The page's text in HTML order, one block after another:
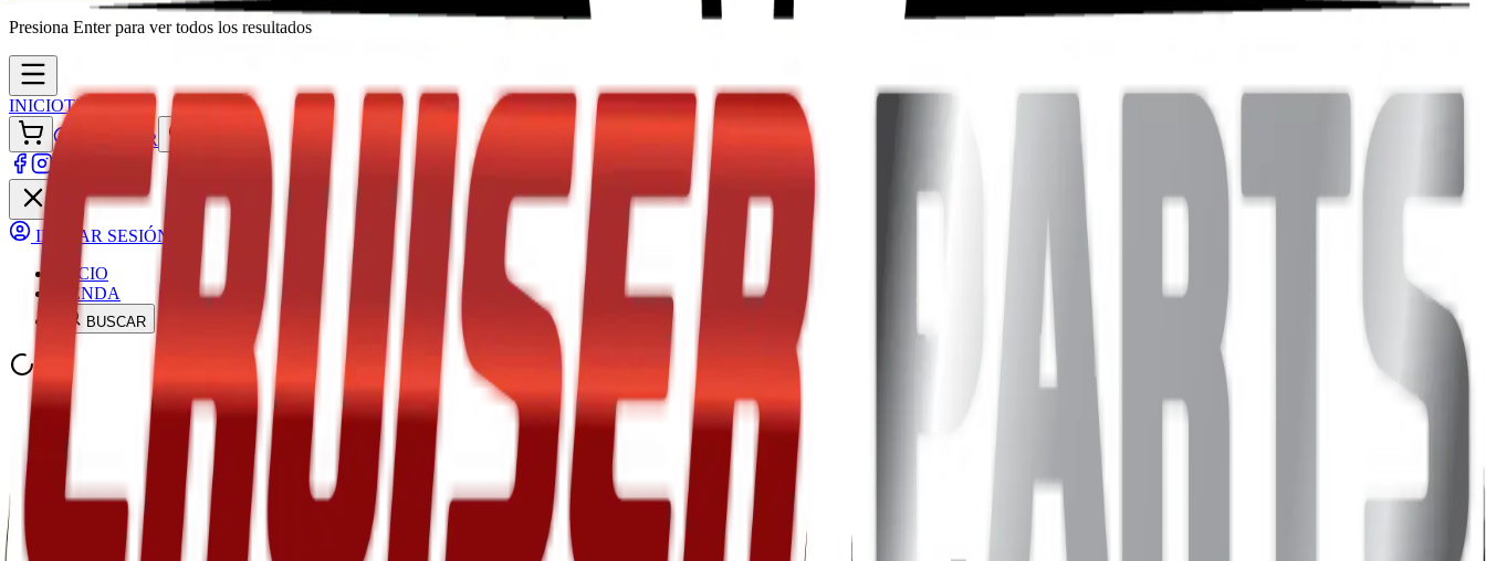
Presiona Enterpara ver todos los resultados
INICIOTIENDA
ACCEDER
INICIAR SESIÓN
INICIO
TIENDA
BUSCAR